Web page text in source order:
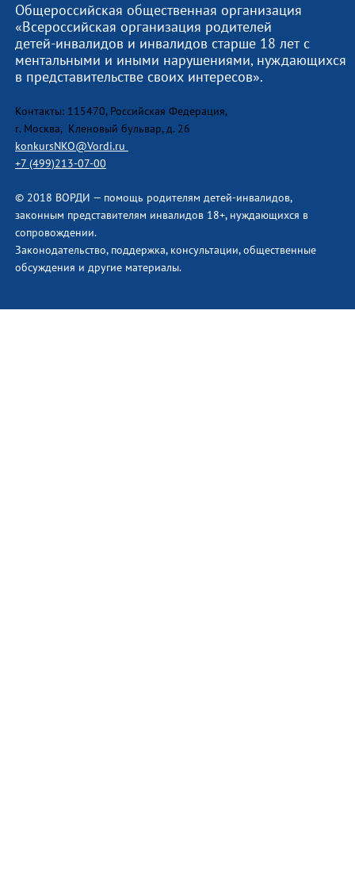
Общероссийская общественная организация
«Всероссийская организация родителей
детей-инвалидов и инвалидов старше 18 лет с
ментальными и иными нарушениями, нуждающихся
в представительстве своих интересов».
Контакты: 115470, Российская Федерация,
г. Москва, Кленовый бульвар, д. 26
konkursNKO@Vordi.ru
+7 (499)213-07-00
© 2018 ВОРДИ — помощь родителям детей-инвалидов,
законным представителям инвалидов 18+, нуждающихся в
сопровождении.
Законодательство, поддержка, консультации, общественные
обсуждения и другие материалы.